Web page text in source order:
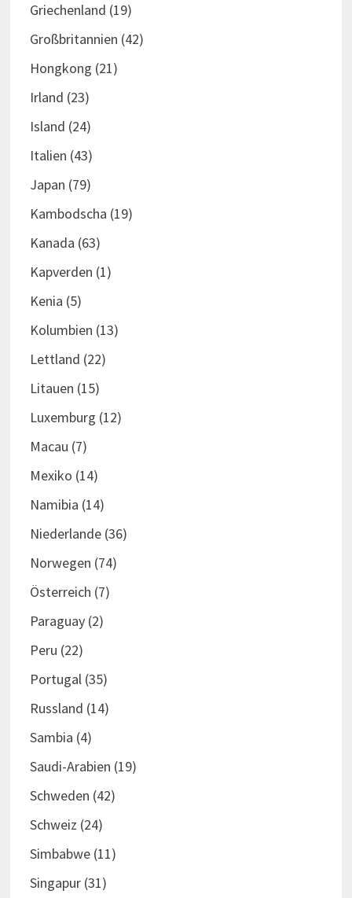
Griechenland (19)
Großbritannien (42)
Hongkong (21)
Irland (23)
Island (24)
Italien (43)
Japan (79)
Kambodscha (19)
Kanada (63)
Kapverden (1)
Kenia (5)
Kolumbien (13)
Lettland (22)
Litauen (15)
Luxemburg (12)
Macau (7)
Mexiko (14)
Namibia (14)
Niederlande(36)
Norwegen (74)
Österreich (7)
Paraguay(2)
Peru (22)
Portugal (35)
Russland (14)
Sambia (4)
Saudi-Arabien (19)
Schweden (42)
Schweiz (24)
Simbabwe(11)
Singapur(31)